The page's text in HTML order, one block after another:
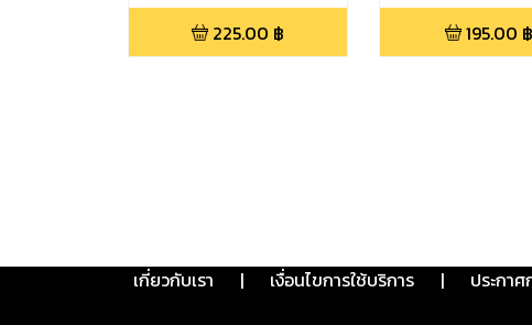
225.00 ฿ 195.00 ฿
เกี่ยวกับเรา | เงื่อนไขการใช้บริการ | ประกา